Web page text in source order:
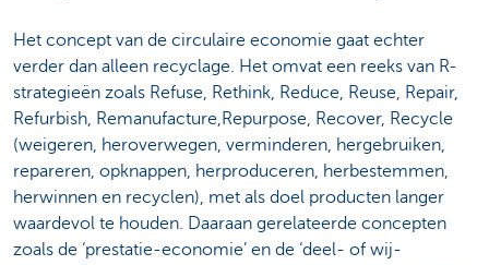
Het concept van de circulaire economie gaat echter
verder dan alleen recyclage. Het omvat een reeks van R-
strategieën zoals Refuse, Rethink, Reduce, Reuse, Repair,
Refurbish, Remanufacture,Repurpose, Recover, Recycle
(weigeren, heroverwegen, verminderen, hergebruiken,
repareren, opknappen, herproduceren, herbestemmen,
herwinnen en recyclen), met als doel producten langer
waardevol te houden. Daaraan gerelateerde concepten
zoals de ‘prestatie-economie’ en de ‘deel- of wij-